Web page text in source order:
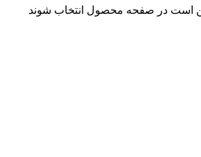
است در صفحه محصول انتخاب شوند